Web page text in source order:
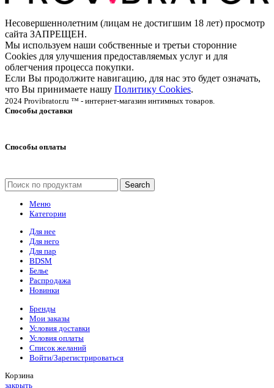
Несовершеннолетним (лицам не достигшим 18 лет) просмотр
сайта ЗАПРЕЩЕН.
Мы используем наши собственные и третьи сторонние
Cookies для улучшения предоставляемых услуг и для
облегчения процесса покупки.
Если Вы продолжите навигацию, для нас это будет означать,
что Вы принимаете нашу Политику Cookies.
2024 Provibrator.ru ™ - интернет-магазин интимных товаров.
Способы доставки
Способы оплаты
Search
Меню
Категории
Для нее
Для него
Для пар
BDSM
Белье
Распродажа
Новинки
Бренды
Мои заказы
Условия доставки
Условия оплаты
Список желаний
Войти/Зарегистрироваться
Корзина
закрыть